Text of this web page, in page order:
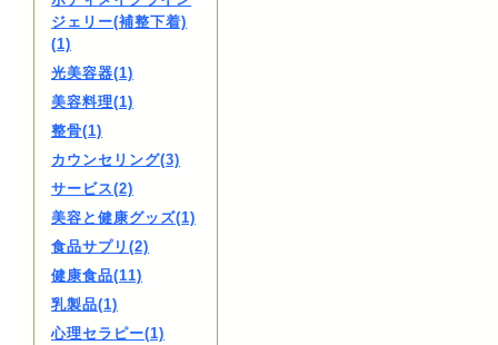
ジェリー(補整下着)
(1)
光美容器(1)
美容料理(1)
整骨(1)
カウンセリング(3)
サービス(2)
美容と健康グッズ(1)
食品サプリ(2)
健康食品(11)
乳製品(1)
心理セラピー(1)